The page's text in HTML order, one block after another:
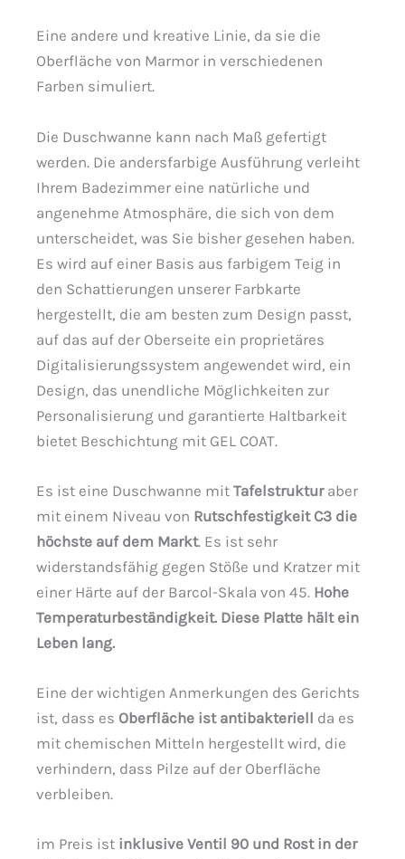
Eine andere und kreative Linie, da sie die
Oberfläche von Marmor in verschiedenen
Farben simuliert.
Die Duschwanne kann nach Maß gefertigt
werden. Die andersfarbige Ausführung verleiht
Ihrem Badezimmer eine natürliche und
angenehme Atmosphäre, die sich von dem
unterscheidet, was Sie bisher gesehen haben.
Es wird auf einer Basis aus farbigem Teig in
den Schattierungen unserer Farbkarte
hergestellt, die am besten zum Design passt,
auf das auf der Oberseite ein proprietäres
Digitalisierungssystem angewendet wird, ein
Design, das unendliche Möglichkeiten zur
Personalisierung und garantierte Haltbarkeit
bietet Beschichtung mit GEL COAT.
Es ist eine Duschwanne mit Tafelstrukturaber
mit einem Niveau von Rutschfestigkeit C3 die
höchste auf dem Markt. Es ist sehr
widerstandsfähig gegen Stöße und Kratzer mit
einer Härte auf der Barcol-Skala von 45. Hohe
Temperaturbeständigkeit. Diese Platte hält ein
Leben lang.
Eine der wichtigen Anmerkungen des Gerichts
ist, dass es Oberfläche ist antibakteriell da es
mit chemischen Mitteln hergestellt wird, die
verhindern, dass Pilze auf der Oberfläche
verbleiben.
im Preis ist inklusive Ventil 90 und Rost in der